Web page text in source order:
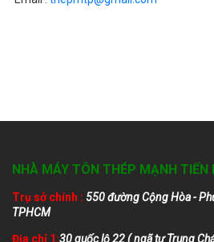
NHÀ MÁY TÔN THÉP MẠNH TIẾN
Trụ sở chính : 550 đường Cộng Hòa -
TPHCM
Địa chỉ 1:30 quốc lộ 22 ( ngã tư Trung